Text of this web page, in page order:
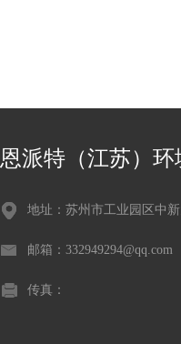
恩派特（江苏）环
地址：苏州市工业园区中
邮箱：332949294@qq.com
传真：